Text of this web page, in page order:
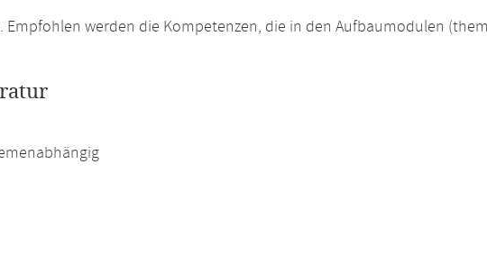
Empfohlen werden die Kompetenzen, die in den Aufbaumodulen